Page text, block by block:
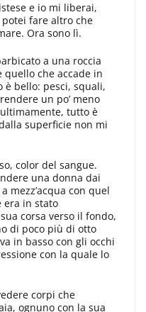
e io mi liberai,
fare altro che
Ora sono lì.
a una roccia
che accade in
è bello: pesci, squali,
un po’ meno
tutto è
superficie non mi
color del sangue.
una donna dai
mezz’acqua con quel
era in stato
corsa verso il fondo,
di poco più di otto
in basso con gli occhi
con la quale lo
corpi che
ognuno con la sua